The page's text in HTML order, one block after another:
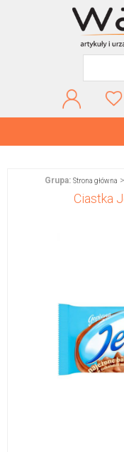
Grupa: Strona główna >
Ciastka